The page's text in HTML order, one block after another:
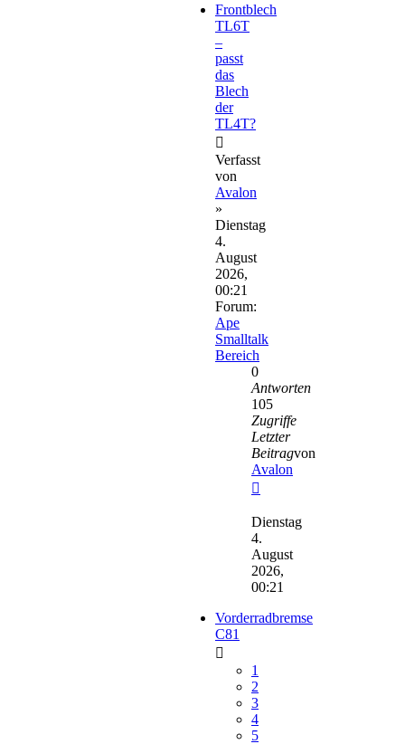
Frontblech
TL6T
–
passt
das
Blech
der
TL4T?
Verfasst
von
Avalon
»
Dienstag
4.
August
2026,
00:21
Forum:
Ape
Smalltalk
Bereich
0
Antworten
105
Zugriffe
Letzter
Beitragvon
Avalon
Beitrag
Dienstag
4.
August
2026,
00:21
Vorderradbremse
C81
1
2
3
4
5